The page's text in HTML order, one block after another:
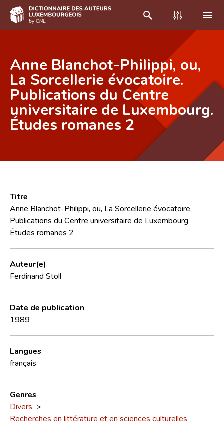
DE FR
Accueil
Auteur(e)s A-Z
Recherche avancée
Équipe scientifique
Contact
Anne Blanchot-Philippi, ou,
La Sorcellerie évocatoire.
Publications du Centre
universitaire de Luxembourg.
Études romanes 2
Titre
Anne Blanchot-Philippi, ou, La Sorcellerie évocatoire.
Publications du Centre universitaire de Luxembourg.
Études romanes 2
Auteur(e)
Ferdinand Stoll
Date de publication
1989
Langues
français
Genres
Divers >
Recherches en littérature et en sciences culturelles